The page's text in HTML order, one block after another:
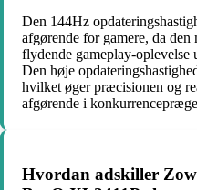
Den 144Hz
afgørende for gamere, da
flydende gameplay-
Den høje
hvilket øger præcisionen og
afgørende i
Hvordan adskiller